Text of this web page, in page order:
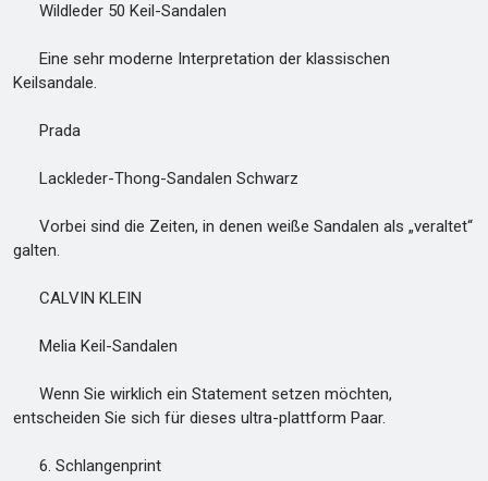
Wildleder 50 Keil-Sandalen
Eine sehr moderne Interpretation der klassischen
Keilsandale.
Prada
Lackleder-Thong-Sandalen Schwarz
Vorbei sind die Zeiten, in denen weiße Sandalen als „veraltet“
galten.
CALVIN KLEIN
Melia Keil-Sandalen
Wenn Sie wirklich ein Statement setzen möchten,
entscheiden Sie sich für dieses ultra-plattform Paar.
6. Schlangenprint